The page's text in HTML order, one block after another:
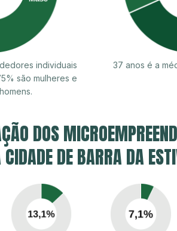
individuais
são mulheres e
37 anos é a
DOS
DE BARRA DA